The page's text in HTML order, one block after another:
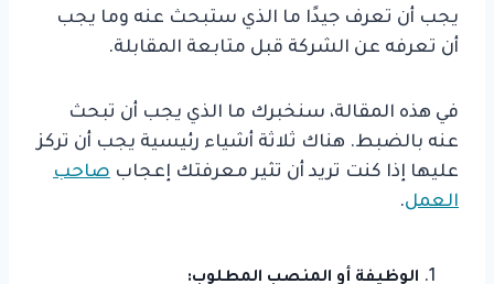
يجب أن تعرف جيدًا ما الذي ستبحث عنه وما يجب
أن تعرفه عن الشركة قبل متابعة المقابلة.
في هذه المقالة، سنخبرك ما الذي يجب أن تبحث
عنه بالضبط. هناك ثلاثة أشياء رئيسية يجب أن تركز
عليها إذا كنت تريد أن تثير معرفتك إعجاب صاحب
العمل.
الوظيفة أو المنصب المطلوب: